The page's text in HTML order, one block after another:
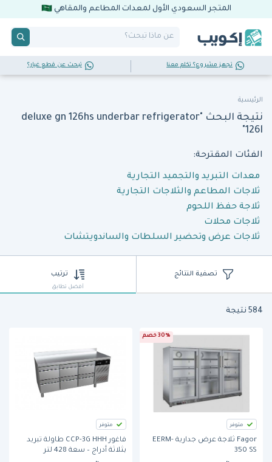
المتجر السعودي الأول لمعدات المطاعم والمقاهي
تجهز مشروع؟ تكلم معنا تبحث عن قطع غيار؟
الرئيسية
نتيجة البحث "deluxe gn 126hs underbar refrigerator
126l"
الفئات المقترحة:
معدات التبريد والتجميد التجارية
ثلاجات المطاعم والثلاجات التجارية
ثلاجة حفظ اللحوم
ثلاجات محلات
ثلاجات عرض وتحضير السلطات والساندويتشات
تصفية النتائج ترتيب
أفضل تطابق
584 نتيجة
30% خصم
متوفر
Fagor ثلاجة عرض جدارية EERM-
350 SS
متوفر
فاغور CCP-3G HHH طاولة تبريد
بثلاثة أدراج – سعة 428 لتر